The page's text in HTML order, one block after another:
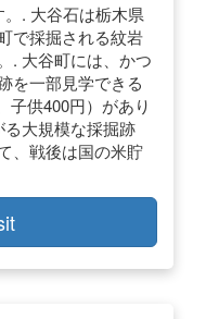
. 大谷石は栃木県
で採掘される紋岩
. 大谷町には、かつ
を一部見学できる
子供400円）があり
る大規模な採掘跡
、戦後は国の米貯